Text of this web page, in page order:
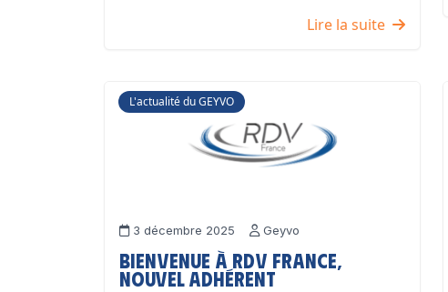
Lire la suite
L'actualité du GEYVO
3 décembre 2025 Geyvo
Bienvenue à RDV France,
nouvel adhérent